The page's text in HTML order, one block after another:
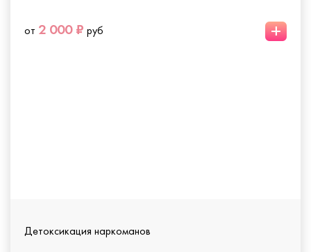
от 2 000 ₽ руб +
Детоксикация наркоманов